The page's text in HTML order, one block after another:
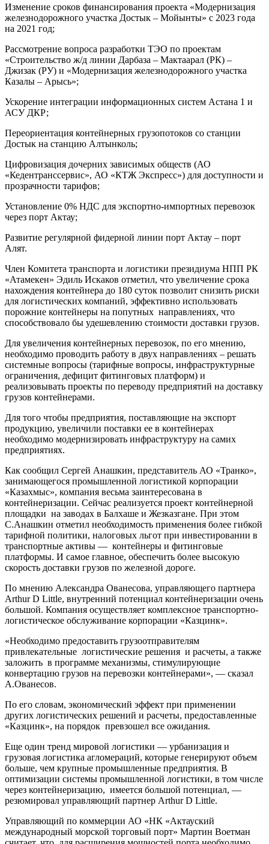
Изменение сроков финансирования проекта «Модернизация
железнодорожного участка Достык – Мойынты» с 2023 года
на 2021 год;
Рассмотрение вопроса разработки ТЭО по проектам
«Строительство ж/д линии Дарбаза – Мактаарал (РК) –
Джизак (РУ) и «Модернизация железнодорожного участка
Казалы – Арысь»;
Ускорение интеграции информационных систем Астана 1 и
АСУ ДКР;
Переориентация контейнерных грузопотоков со станции
Достык на станцию Алтынколь;
Цифровизация дочерних зависимых обществ (АО
«Кедентранссервис», АО «КТЖ Экспресс») для доступности и
прозрачности тарифов;
Установление 0% НДС для экспортно-импортных перевозок
через порт Актау;
Развитие регулярной фидерной линии порт Актау – порт
Алят.
Член Комитета транспорта и логистики президиума НПП РК
«Атамекен» Эдиль Искаков отметил, что увеличение срока
нахождения контейнера до 180 суток позволит снизить риски
для логистических компаний, эффективно использовать
порожние контейнеры на попутных направлениях, что
способствовало бы удешевлению стоимости доставки грузов.
Для увеличения контейнерных перевозок, по его мнению,
необходимо проводить работу в двух направлениях – решать
системные вопросы (тарифные вопросы, инфраструктурные
ограничения, дефицит фитинговых платформ) и
реализовывать проекты по переводу предприятий на доставку
грузов контейнерами.
Для того чтобы предприятия, поставляющие на экспорт
продукцию, увеличили поставки ее в контейнерах
необходимо модернизировать инфраструктуру на самих
предприятиях.
Как сообщил Сергей Анашкин, представитель АО «Транко»,
занимающегося промышленной логистикой корпорации
«Казахмыс», компания весьма заинтересована в
контейнеризации. Сейчас реализуется проект контейнерной
площадки на заводах в Балхаше и Жезказгане. При этом
С.Анашкин отметил необходимость применения более гибкой
тарифной политики, налоговых льгот при инвестировании в
транспортные активы — контейнеры и фитинговые
платформы. И самое главное, обеспечить более высокую
скорость доставки грузов по железной дороге.
По мнению Александра Ованесова, управляющего партнера
Arthur D Little, внутренний потенциал контейнеризации очень
большой. Компания осуществляет комплексное транспортно-
логистическое обслуживание корпорации «Казцинк».
«Необходимо предоставить грузоотправителям
привлекательные логистические решения и расчеты, а также
заложить в программе механизмы, стимулирующие
конвертацию грузов на перевозки контейнерами», — сказал
А.Ованесов.
По его словам, экономический эффект при применении
других логистических решений и расчеты, предоставленные
«Казцинк», на порядок превзошел все ожидания.
Еще один тренд мировой логистики — урбанизация и
грузовая логистика агломераций, которые генерируют объем
больше, чем крупные промышленные предприятия. В
оптимизации системы промышленной логистики, в том числе
через контейнеризацию, имеется большой потенциал, —
резюмировал управляющий партнер Arthur D Little.
Управляющий по коммерции АО «НК «Актауский
международный морской торговый порт» Мартин Воетман